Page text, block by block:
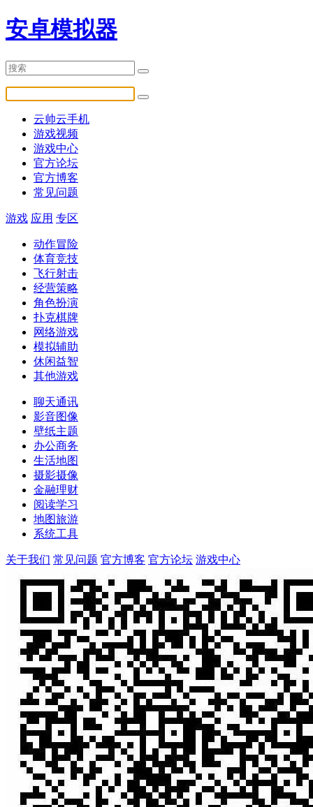
安卓模拟器
云帅云手机
游戏视频
游戏中心
官方论坛
官方博客
常见问题
游戏 应用 专区
动作冒险
体育竞技
飞行射击
经营策略
角色扮演
扑克棋牌
网络游戏
模拟辅助
休闲益智
其他游戏
聊天通讯
影音图像
壁纸主题
办公商务
生活地图
摄影摄像
金融理财
阅读学习
地图旅游
系统工具
关于我们 常见问题 官方博客 官方论坛 游戏中心